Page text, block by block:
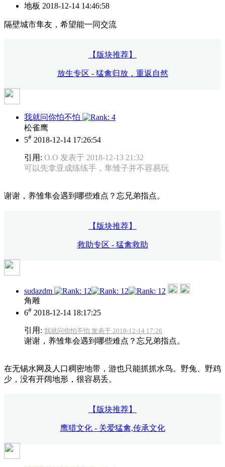
地板 2018-12-14 14:46:58
隔壁城市隼友，希望能一同交流
【版块推荐】
放生专区 - 猛禽归放，重返自然
我就问你怕不怕
松雀鹰
5# 2018-12-14 17:26:54
引用: O.O 发表于 2018-12-13 21:32
可以先拿亚成练练手，隼雏子并不容易玩
谢谢，养雏隼会遇到哪些难点？忘兄弟指点。
【版块推荐】
救助专区 - 猛禽救助
sudazdm
角雕
6# 2018-12-14 18:17:25
引用: 我就问你怕不怕 发表于 2018-12-14 17:26
谢谢，养雏隼会遇到哪些难点？忘兄弟指点。
在无锡水网及人口稠密地带，游也只能抓抓水鸟。野兔、野鸡
少，没有开阔地形，很容易丢。
【版块推荐】
鹰猎文化 - 关爱猛禽,传承文化